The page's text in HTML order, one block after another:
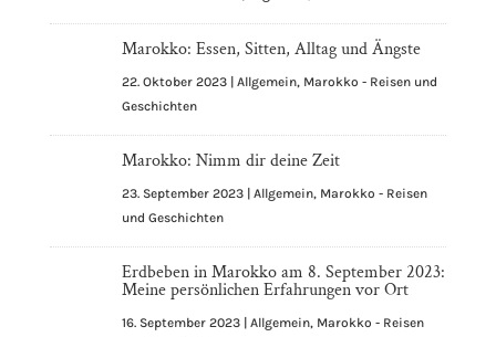
Marokko: Essen, Sitten, Alltag und Ängste
22. Oktober 2023| Allgemein, Marokko - Reisen und
Geschichten
Marokko: Nimm dir deine Zeit
23. September 2023| Allgemein, Marokko - Reisen
und Geschichten
Erdbeben in Marokko am 8. September 2023:
Meine persönlichen Erfahrungen vor Ort
16. September 2023| Allgemein, Marokko - Reisen